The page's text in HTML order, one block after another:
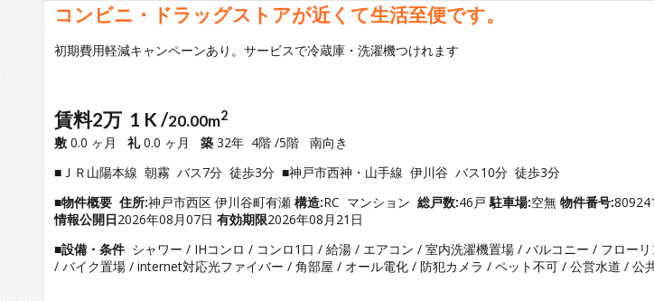
コンビニ・ドラッグストアが近くて生活至便です。
初期費用軽減キャンペーンあり。サービスで冷蔵庫・洗濯機つけれます
賃料2万 1 K /20.00m2
敷 0.0 ヶ月 礼0.0 ヶ月 築 32年 4階 /5階 南向き
■ＪＲ山陽本線 朝霧 バス7分 徒歩3分 ■神戸市西神・山手線 伊川谷 バス10分 徒歩3分
■物件概要 住所:神戸市西区 伊川谷町有瀬 構造:RC マンション 総戸数:46戸 駐車場:空無 物件番号:
情報公開日2026年08月07日 有効期限2026年08月21日
■設備・条件 シャワー / IHコンロ / コンロ1口 / 給湯 / エアコン / 室内洗濯機置場 / バルコニー / フロー
/ バイク置場 / internet対応光ファイバー / 角部屋 / オール電化 / 防犯カメラ / ペット不可 / 公営水道 / 公